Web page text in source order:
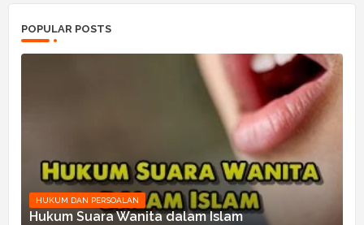
POPULAR POSTS
HUKUM DAN PERSOALAN
Hukum Suara Wanita dalam Islam